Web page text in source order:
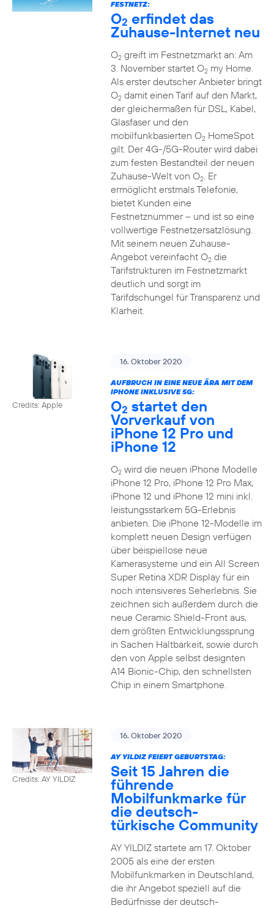
FESTNETZ:
O2 erfindet das
Zuhause-Internet neu
O2greift im Festnetzmarkt an: Am
3. November startet O2my Home.
Als erster deutscher Anbieter bringt
O2damit einen Tarif auf den Markt,
der gleichermaßen für DSL, Kabel,
Glasfaser und den
mobilfunkbasierten O2HomeSpot
gilt. Der 4G-/5G-Router wird dabei
zum festen Bestandteil der neuen
Zuhause-Welt von O2. Er
ermöglicht erstmals Telefonie,
bietet Kunden eine
Festnetznummer – und ist so eine
vollwertige Festnetzersatzlösung.
Mit seinem neuen Zuhause-
Angebot vereinfacht O2die
Tarifstrukturen im Festnetzmarkt
deutlich und sorgt im
Tarifdschungel für Transparenz und
Klarheit.
Credits: Apple
16. Oktober 2020
AUFBRUCH IN EINE NEUE ÄRA MIT DEM
IPHONE INKLUSIVE 5G:
O2 startet den
Vorverkauf von
iPhone 12 Pro und
iPhone 12
O2wird die neuen iPhone Modelle
iPhone 12 Pro, iPhone 12 Pro Max,
iPhone 12 und iPhone 12 mini inkl.
leistungsstarkem 5G-Erlebnis
anbieten. Die iPhone 12-Modelle im
komplett neuen Design verfügen
über beispiellose neue
Kamerasysteme und ein All Screen
Super Retina XDR Display für ein
noch intensiveres Seherlebnis. Sie
zeichnen sich außerdem durch die
neue Ceramic Shield-Front aus,
dem größten Entwicklungssprung
in Sachen Haltbarkeit, sowie durch
den von Apple selbst designten
A14 Bionic-Chip, den schnellsten
Chip in einem Smartphone.
Credits: AY YILDIZ
16. Oktober 2020
AY YILDIZ FEIERT GEBURTSTAG:
Seit 15 Jahren die
führende
Mobilfunkmarke für
die deutsch-
türkische Community
AY YILDIZ startete am 17. Oktober
2005 als eine der ersten
Mobilfunkmarken in Deutschland,
die ihr Angebot speziell auf die
Bedürfnisse der deutsch-